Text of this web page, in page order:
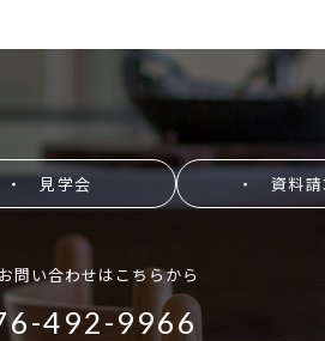
・ 見学会 ・ 資料請
問い合わせはこちらから
492-9966